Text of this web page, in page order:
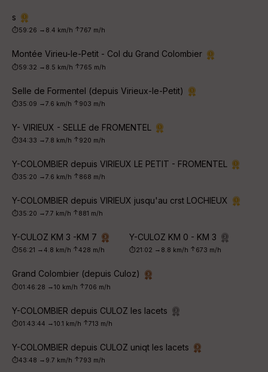
Ep
s
⏱59:26 → 8.4 km/h ↑767 m/h
Montée Virieu-le-Petit - Col du Grand Colombier
⏱59:32 → 8.5 km/h ↑765 m/h
Selle de Formentel (depuis Virieux-le-Petit)
⏱35:09 →7.6 km/h ↑903 m/h
Y- VIRIEUX - SELLE de FROMENTEL
⏱34:33 →7.8 km/h ↑920 m/h
Y-COLOMBIER depuis VIRIEUX LE PETIT - FROMENTEL
⏱35:20 →7.6 km/h ↑868 m/h
Y-COLOMBIER depuis VIRIEUX jusqu'au crst LOCHIEUX
⏱35:20 →7.7 km/h ↑881 m/h
Y-CULOZ KM 3 -KM 7
⏱56:21 →4.8 km/h ↑428 m/h
Y-CULOZ KM 0 - KM 3
⏱21:02 → 8.8 km/h ↑673 m/h
Grand Colombier (depuis Culoz)
⏱01:46:28 →10 km/h ↑706 m/h
Y-COLOMBIER depuis CULOZ les lacets
⏱01:43:44 →10.1 km/h ↑713 m/h
Y-COLOMBIER depuis CULOZ uniqt les lacets
⏱43:48 → 9.7 km/h ↑793 m/h